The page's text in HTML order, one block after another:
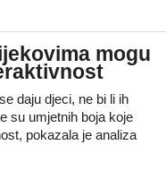
mogu
daju djeci, ne bi li ih
su umjetnih boja koje
pokazala je analiza